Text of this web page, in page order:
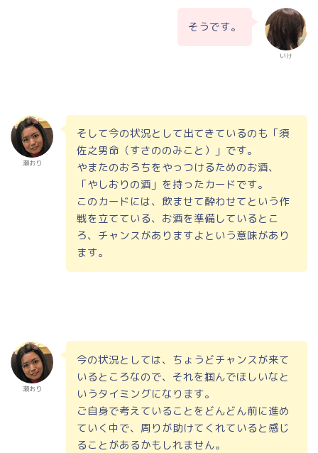
いけ
そうです。
瀬おり
そして今の状況として出てきているのも「須
佐之男命（すさののみこと）」です。
やまたのおろちをやっつけるためのお酒、
「やしおりの酒」を持ったカードです。
このカードには、飲ませて酔わせてという作
戦を立てている、お酒を準備しているとこ
ろ、チャンスがありますよという意味があり
ます。
瀬おり
今の状況としては、ちょうどチャンスが来て
いるところなので、それを掴んでほしいなと
いうタイミングになります。
ご自身で考えていることをどんどん前に進め
ていく中で、周りが助けてくれていると感じ
ることがあるかもしれません。